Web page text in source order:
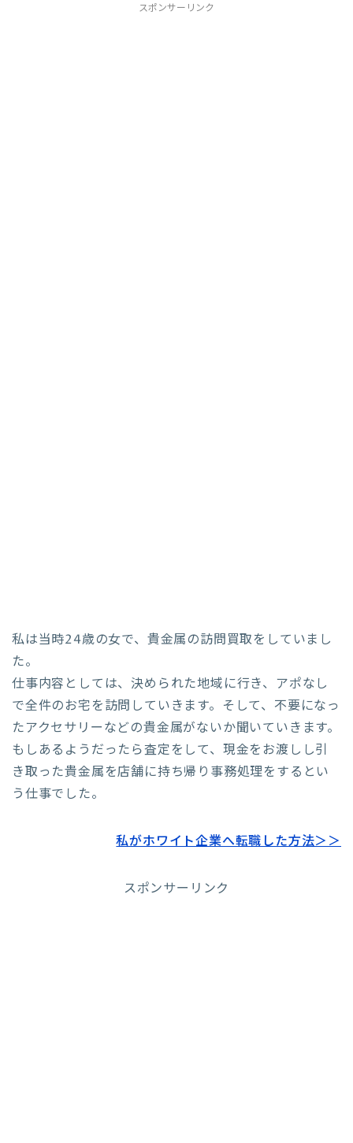
スポンサーリンク
私は当時24歳の女で、貴金属の訪問買取をしていまし
た。
仕事内容としては、決められた地域に行き、アポなし
で全件のお宅を訪問していきます。そして、不要になっ
たアクセサリーなどの貴金属がないか聞いていきます。
もしあるようだったら査定をして、現金をお渡しし引
き取った貴金属を店舗に持ち帰り事務処理をするとい
う仕事でした。
私がホワイト企業へ転職した方法＞＞
スポンサーリンク